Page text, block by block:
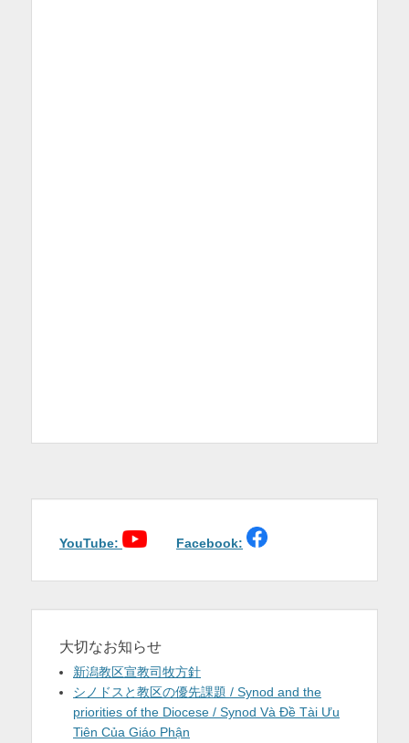
YouTube: Facebook:
大切なお知らせ
新潟教区宣教司牧方針
シノドスと教区の優先課題 / Synod and the
priorities of the Diocese / Synod Và Đề Tài Ưu
Tiên Của Giáo Phận